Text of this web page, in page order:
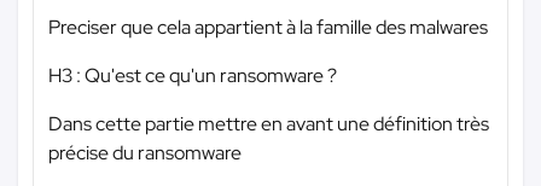
Preciser que cela appartient à la famille des malwares
H3 : Qu'est ce qu'un ransomware ?
Dans cette partie mettre en avant une définition très
précise du ransomware